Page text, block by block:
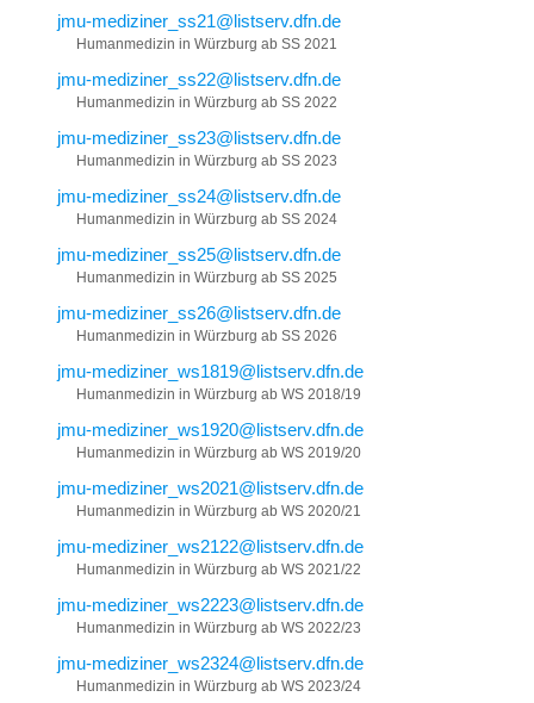
jmu-mediziner_ss21@listserv.dfn.de
Humanmedizin in Würzburg ab SS 2021
jmu-mediziner_ss22@listserv.dfn.de
Humanmedizin in Würzburg ab SS 2022
jmu-mediziner_ss23@listserv.dfn.de
Humanmedizin in Würzburg ab SS 2023
jmu-mediziner_ss24@listserv.dfn.de
Humanmedizin in Würzburg ab SS 2024
jmu-mediziner_ss25@listserv.dfn.de
Humanmedizin in Würzburg ab SS 2025
jmu-mediziner_ss26@listserv.dfn.de
Humanmedizin in Würzburg ab SS 2026
jmu-mediziner_ws1819@listserv.dfn.de
Humanmedizin in Würzburg ab WS 2018/19
jmu-mediziner_ws1920@listserv.dfn.de
Humanmedizin in Würzburg ab WS 2019/20
jmu-mediziner_ws2021@listserv.dfn.de
Humanmedizin in Würzburg ab WS 2020/21
jmu-mediziner_ws2122@listserv.dfn.de
Humanmedizin in Würzburg ab WS 2021/22
jmu-mediziner_ws2223@listserv.dfn.de
Humanmedizin in Würzburg ab WS 2022/23
jmu-mediziner_ws2324@listserv.dfn.de
Humanmedizin in Würzburg ab WS 2023/24